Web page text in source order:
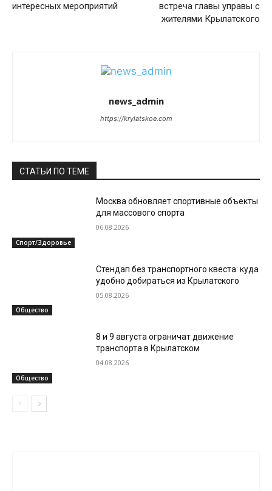
интересных мероприятий
встреча главы управы с
жителями Крылатского
news_admin
https://krylatskoe.com
СТАТЬИ ПО ТЕМЕ
Спорт/Здоровье
Москва обновляет спортивные объекты
для массового спорта
06.08.2026
Общество
Стендап без транспортного квеста: куда
удобно добираться из Крылатского
05.08.2026
Общество
8 и 9 августа ограничат движение
транспорта в Крылатском
04.08.2026